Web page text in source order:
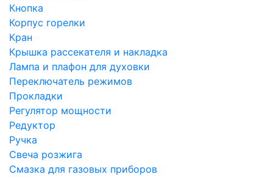
Кнопка
Корпус горелки
Кран
Крышка рассекателя и накладка
Лампа и плафон для духовки
Переключатель режимов
Прокладки
Регулятор мощности
Редуктор
Ручка
Свеча розжига
Смазка для газовых приборов